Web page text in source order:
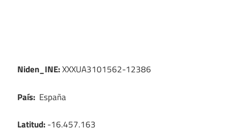
Niden_INE:XXXUA3101562-12386
País: España
Latitud:-16.457.163